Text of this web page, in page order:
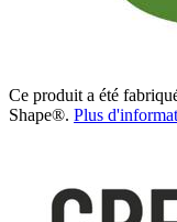
Ce produit a été
Shape®. Plus